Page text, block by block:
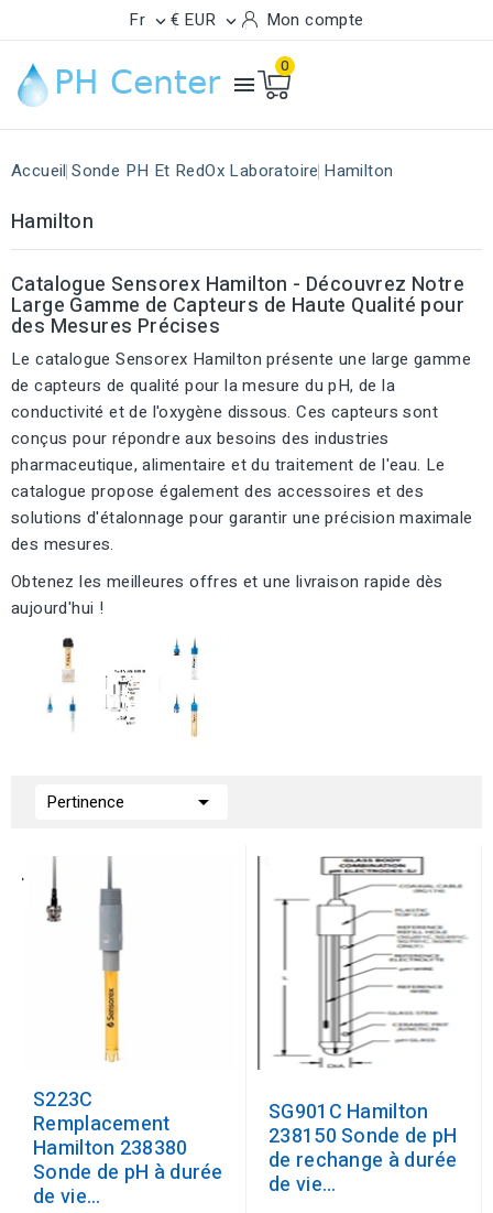
Fr  € EUR  Mon compte

0
Accueil Sonde PH Et RedOx Laboratoire Hamilton
Hamilton
Catalogue Sensorex Hamilton - Découvrez Notre
Large Gamme de Capteurs de Haute Qualité pour
des Mesures Précises
Le catalogue Sensorex Hamilton présente une large gamme
de capteurs de qualité pour la mesure du pH, de la
conductivité et de l'oxygène dissous. Ces capteurs sont
conçus pour répondre aux besoins des industries
pharmaceutique, alimentaire et du traitement de l'eau. Le
catalogue propose également des accessoires et des
solutions d'étalonnage pour garantir une précision maximale
des mesures.
Obtenez les meilleures offres et une livraison rapide dès
aujourd'hui !
Pertinence 
S223C
Remplacement
Hamilton 238380
Sonde de pH à durée
de vie...
SG901C Hamilton
238150 Sonde de pH
de rechange à durée
de vie...